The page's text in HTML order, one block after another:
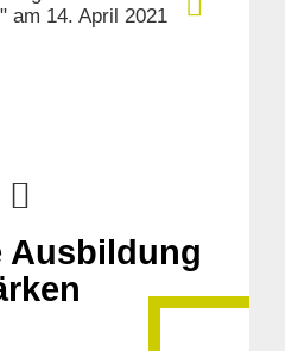
am 14. April 2021
Ausbildung